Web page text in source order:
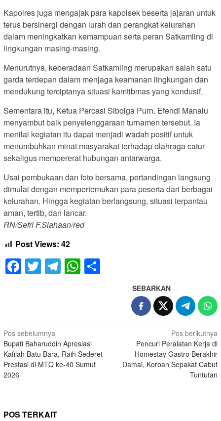
Kapolres juga mengajak para kapolsek beserta jajaran untuk
terus bersinergi dengan lurah dan perangkat kelurahan
dalam meningkatkan kemampuan serta peran Satkamling di
lingkungan masing-masing.
Menurutnya, keberadaan Satkamling merupakan salah satu
garda terdepan dalam menjaga keamanan lingkungan dan
mendukung terciptanya situasi kamtibmas yang kondusif.
Sementara itu, Ketua Percasi Sibolga Purn. Efendi Manalu
menyambut baik penyelenggaraan turnamen tersebut. Ia
menilai kegiatan itu dapat menjadi wadah positif untuk
menumbuhkan minat masyarakat terhadap olahraga catur
sekaligus mempererat hubungan antarwarga.
Usai pembukaan dan foto bersama, pertandingan langsung
dimulai dengan mempertemukan para peserta dari berbagai
kelurahan. Hingga kegiatan berlangsung, situasi terpantau
aman, tertib, dan lancar.
RN/Sefri F.Siahaan/red
Post Views: 42
Facebook
TwitterTelegram
WhatsApp
SEBARKAN
Navigasi
pos
Pos sebelumnya
Bupati Baharuddin Apresiasi
Kafilah Batu Bara, Raih Sederet
Prestasi di MTQ ke-40 Sumut
2026
Pos berikutnya
Pencuri Peralatan Kerja di
Homestay Gastro Berakhir
Damai, Korban Sepakat Cabut
Tuntutan
POS TERKAIT